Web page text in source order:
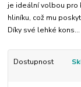
je ideální volbou pro
hliníku, což mu
Díky své lehké kons...
Dostupnost